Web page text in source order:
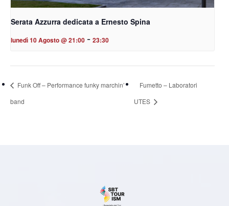
Serata Azzurra dedicata a Ernesto Spina
lunedì 10 Agosto @ 21:00 - 23:30
Funk Off – Performance funky marchin’
band
Fumetto – Laboratori
UTES